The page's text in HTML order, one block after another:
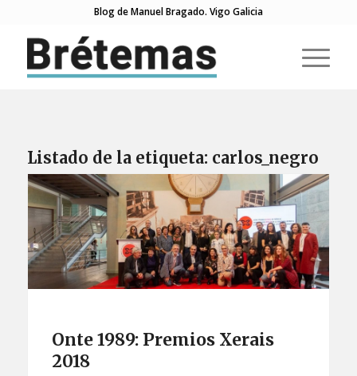
Blog de Manuel Bragado. Vigo Galicia
Listado de la etiqueta: carlos_negro
Onte 1989: Premios Xerais
2018